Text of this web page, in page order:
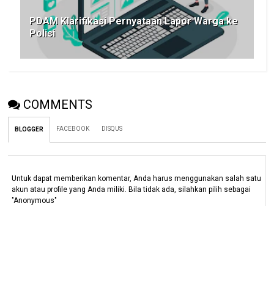
PDAM Klarifikasi Pernyataan Lapor Warga ke
Polisi
COMMENTS
BLOGGER FACEBOOK DISQUS
Untuk dapat memberikan komentar, Anda harus menggunakan salah satu
akun atau profile yang Anda miliki. Bila tidak ada, silahkan pilih sebagai
"Anonymous"